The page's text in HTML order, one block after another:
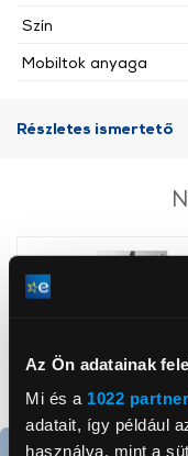
Az Ön adatainak
Mi és a 1022
adatait, így például
használva, mint a
Szín
Mobiltok anyaga
Részletes ismertető